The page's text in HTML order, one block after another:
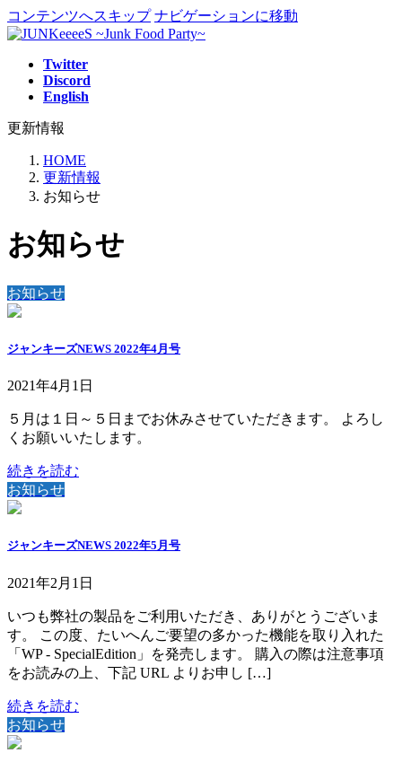
コンテンツへスキップ ナビゲーションに移動
Twitter
Discord
English
更新情報
HOME
更新情報
お知らせ
お知らせ
お知らせ
ジャンキーズNEWS 2022年4月号
2021年4月1日
５月は１日～５日までお休みさせていただきます。 よろし
くお願いいたします。
続きを読む
お知らせ
ジャンキーズNEWS 2022年5月号
2021年2月1日
いつも弊社の製品をご利用いただき、ありがとうございま
す。 この度、たいへんご要望の多かった機能を取り入れた
「WP - SpecialEdition」を発売します。 購入の際は注意事項
をお読みの上、下記 URL よりお申し […]
続きを読む
お知らせ